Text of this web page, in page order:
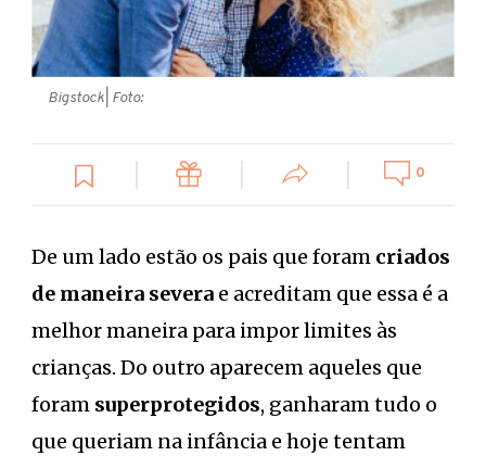
Bigstock | Foto:
0
De um lado estão os pais que foram criados
de maneira severa e acreditam que essa é a
melhor maneira para impor limites às
crianças. Do outro aparecem aqueles que
foram superprotegidos, ganharam tudo o
que queriam na infância e hoje tentam